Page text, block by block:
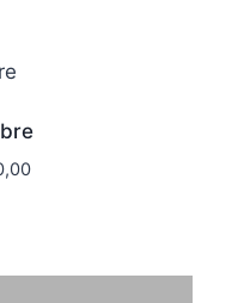
CLP 20.000,00
Rango
CLP 17.000,00